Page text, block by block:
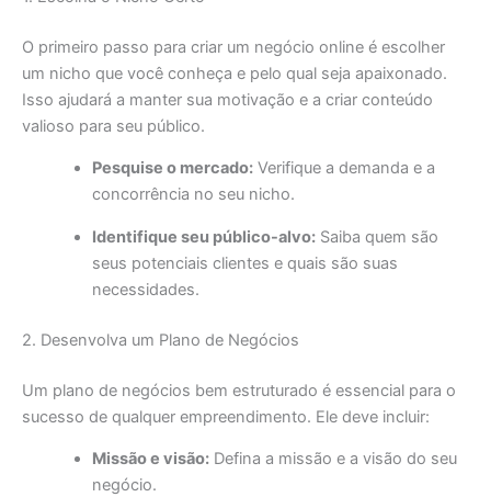
O primeiro passo para criar um negócio online é escolher
um nicho que você conheça e pelo qual seja apaixonado.
Isso ajudará a manter sua motivação e a criar conteúdo
valioso para seu público.
Pesquise o mercado:Verifique a demanda e a
concorrência no seu nicho.
Identifique seu público-alvo:Saiba quem são
seus potenciais clientes e quais são suas
necessidades.
2. Desenvolva um Plano de Negócios
Um plano de negócios bem estruturado é essencial para o
sucesso de qualquer empreendimento. Ele deve incluir:
Missão e visão:Defina a missão e a visão do seu
negócio.